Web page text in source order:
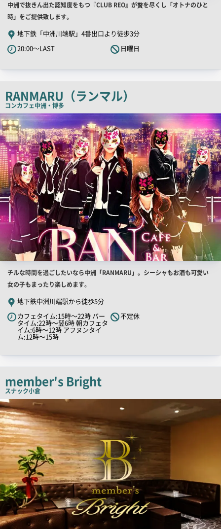
店
舗
PR
キ
ャ
ピ
ー
中洲で抜きん出た認知度をもつ『CLUB REO』が贅を尽くし「オトナのひと
時」をご提供致します。
地下鉄「中洲川端駅」4番出口より徒歩3分
20:00～LAST
日曜日
RANMARU（ランマル）
コンカフェ中洲・博多
店
舗
PR
画
像
店
舗
PR
キ
ャ
コ
ー
チルな時間を過ごしたいなら中洲「RANMARU」。シーシャもお酒も可愛い
女の子もまったり楽しめます。
地下鉄中洲川端駅から徒歩5分
カフェタイム:15時～22時 バー
タイム:22時～翌6時 朝カフェタ
イム:6時～12時 アフヌンタイ
ム:12時～15時
不定休
member's Bright
スナック小倉
店
舗
PR
画
像